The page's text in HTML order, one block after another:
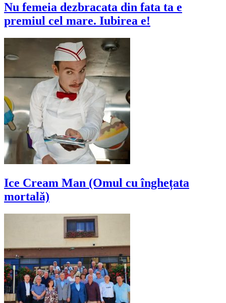
Nu femeia dezbracata din fata ta e
premiul cel mare. Iubirea e!
Ice Cream Man (Omul cu înghețata
mortală)